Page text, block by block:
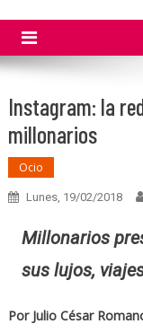
Instagram: la
millonarios
Ocio
Lunes, 19/02/2018
Millonarios
sus lujos,
Por Julio César